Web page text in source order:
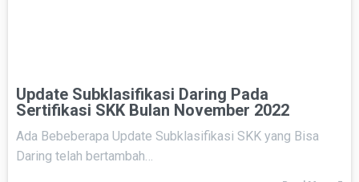
Update Subklasifikasi Daring Pada
Sertifikasi SKK Bulan November 2022
Ada Bebeberapa Update Subklasifikasi SKK yang Bisa
Daring telah bertambah…